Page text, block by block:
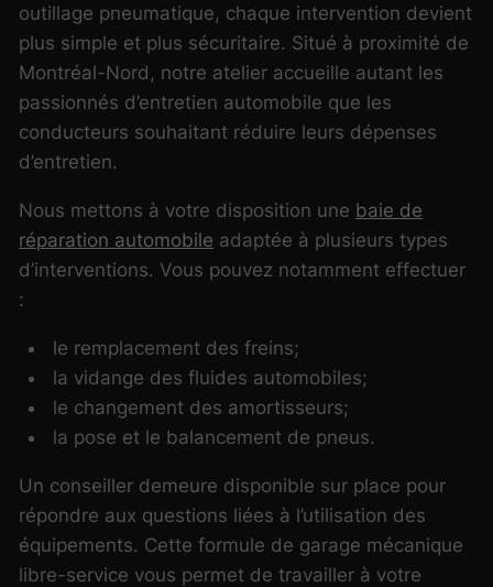
outillage pneumatique, chaque intervention devient
plus simple et plus sécuritaire. Situé à proximité de
Montréal-Nord, notre atelier accueille autant les
passionnés d’entretien automobile que les
conducteurs souhaitant réduire leurs dépenses
d’entretien.
Nous mettons à votre disposition une baie de
réparation automobile adaptée à plusieurs types
d’interventions. Vous pouvez notamment effectuer
:
le remplacement des freins;
la vidange des fluides automobiles;
le changement des amortisseurs;
la pose et le balancement de pneus.
Un conseiller demeure disponible sur place pour
répondre aux questions liées à l’utilisation des
équipements. Cette formule de garage mécanique
libre-service vous permet de travailler à votre